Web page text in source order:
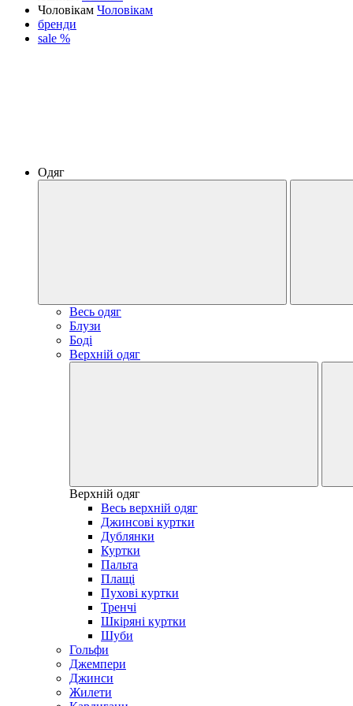
Чоловікам Чоловікам
бренди
sale %
Одяг
Весь одяг
Блузи
Боді
Верхній одяг
Верхній одяг
Весь верхній одяг
Джинсові куртки
Дублянки
Куртки
Пальта
Плащі
Пухові куртки
Тренчі
Шкіряні куртки
Шуби
Гольфи
Джемпери
Джинси
Жилети